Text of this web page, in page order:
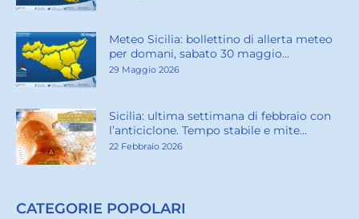
Meteo Sicilia: bollettino di allerta meteo
per domani, sabato 30 maggio...
29 Maggio 2026
Sicilia: ultima settimana di febbraio con
l’anticiclone. Tempo stabile e mite...
22 Febbraio 2026
CATEGORIE POPOLARI